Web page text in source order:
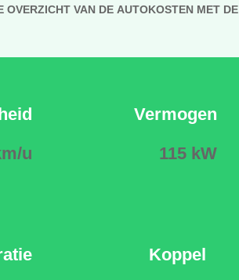
VAN DE AUTOKOSTEN MET
u
Vermogen
115 kW
Koppel